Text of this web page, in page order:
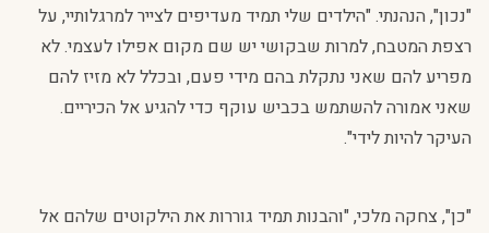
"נכון", הנהנתי. "הילדים שלי תמיד מעדיפים לצייר למרגלותיי, על
רצפת המטבח, למרות שבקושי יש שם מקום אפילו לעצמי. לא
מפריע להם שאני נתקלת בהם מידי פעם, ובכלל לא מזיז להם
שאני אמורה להשתמש בכביש עוקף כדי להגיע אל הכיריים.
העיקר להיות לידי".
"כן", צחקה מלכי, "והבנות תמיד גוררות את הילקוטים שלהם אל